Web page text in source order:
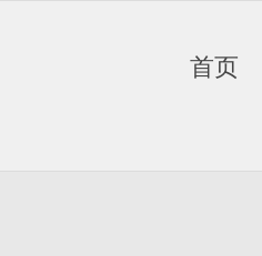
首页